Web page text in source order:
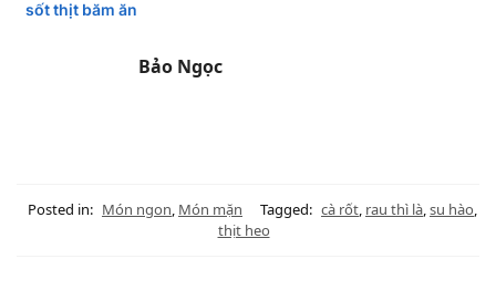
sốt thịt băm ăn
Bảo Ngọc
Posted in: Món ngon, Món mặn Tagged: cà rốt, rau thì là,su hào,
thịt heo